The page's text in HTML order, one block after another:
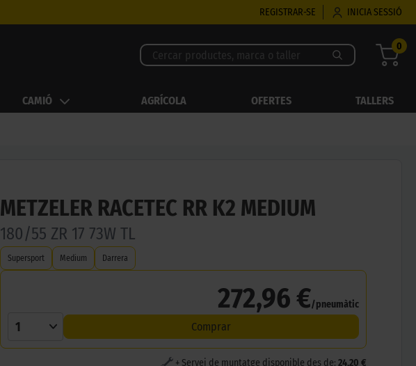
REGISTRAR-SE INICIA SESSIÓ
0
CAMIÓ AGRÍCOLA OFERTES TALLERS
METZELER RACETEC RR K2 MEDIUM
180/55 ZR 17 73W TL
Supersport Medium Darrera
272,96 €/pneumàtic
1 Comprar
+ Servei de muntatge disponible des de: 24,20 €